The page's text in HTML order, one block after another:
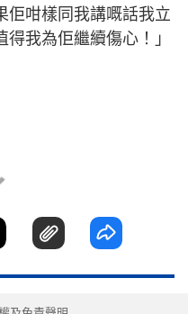
佢咁樣同我講嘅話我立
我為佢繼續傷心！」